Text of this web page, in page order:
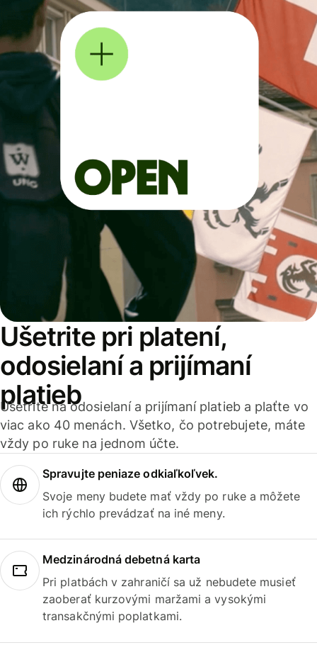
Ušetrite pri platení,
odosielaní a prijímaní
platieb
Ušetrite na odosielaní a prijímaní platieb a plaťte vo
viac ako 40 menách. Všetko, čo potrebujete, máte
vždy po ruke na jednom účte.
Spravujte peniaze odkiaľkoľvek.
Svoje meny budete mať vždy po ruke a môžete
ich rýchlo prevádzať na iné meny.
Medzinárodná debetná karta
Pri platbách v zahraničí sa už nebudete musieť
zaoberať kurzovými maržami a vysokými
transakčnými poplatkami.